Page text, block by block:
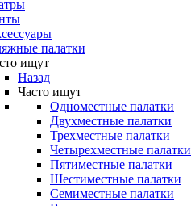
палатки
ищут
Назад
Часто ищут
Одноместные палатки
Двухместные палатки
Трехместные палатки
Четырехместные палатки
Пятиместные палатки
Шестиместные палатки
Семиместные палатки